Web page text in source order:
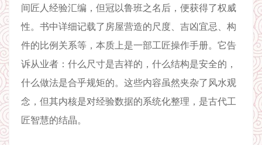
间匠人经验汇编，但冠以鲁班之名后，便获得了权威
性。书中详细记载了房屋营造的尺度、吉凶宜忌、构
件的比例关系等，本质上是一部工匠操作手册。它告
诉从业者：什么尺寸是吉祥的，什么结构是安全的，
什么做法是合乎规矩的。这些内容虽然夹杂了风水观
念，但其内核是对经验数据的系统化整理，是古代工
匠智慧的结晶。